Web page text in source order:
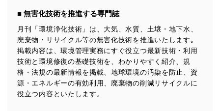
■ 無害化技術を推進する専門誌
月刊「環境浄化技術」は、大気、水質、土壌・地下水、
廃棄物・リサイクル等の無害化技術を推進いたします｡
掲載内容は、環境管理実務にすぐ役立つ最新技術・利用
技術と環境修復の基礎技術を、わかりやすく紹介、規
格・法規の最新情報を掲載、地球環境の汚染を防止、資
源・エネルギーの有効利用、廃棄物の削減リサイクルに
役立つ内容といたします。